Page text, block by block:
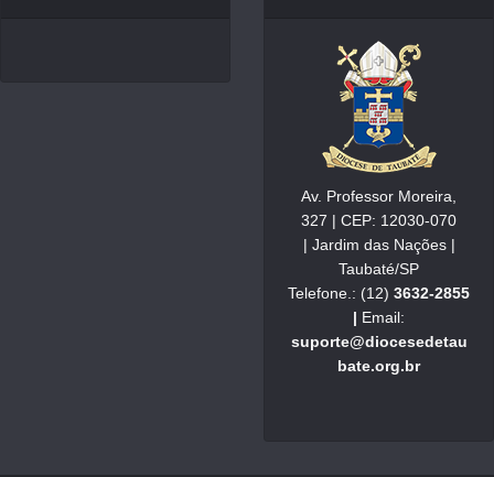
Av. Professor Moreira,
327 | CEP: 12030-070
| Jardim das Nações |
Taubaté/SP
Telefone.: (12) 3632-2855
| Email:
suporte@diocesedetau
bate.org.br